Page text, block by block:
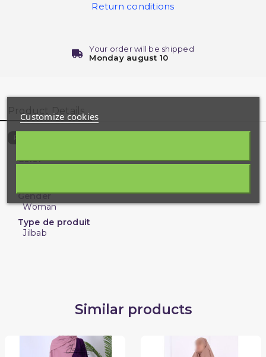
Return conditions
Your order will be shipped
Monday august 10
Product Details
Reference
Color
Gender
Woman
Type de produit
Jilbab
Similar products
Customize cookies